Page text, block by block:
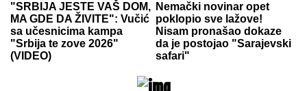
"SRBIJA JESTE VAŠ DOM,
MA GDE DA ŽIVITE": Vučić
sa učesnicima kampa
"Srbija te zove 2026"
(VIDEO)
Nemački novinar opet
poklopio sve lažove!
Nisam pronašao dokaze
da je postojao "Sarajevski
safari"